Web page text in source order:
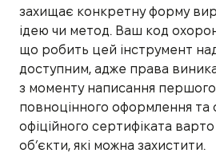
захищає конкретну форму
ідею чи метод. Ваш код
що робить цей інструмент
доступним, адже права
з моменту написання
повноцінного оформлення та
офіційного сертифіката варто
об’єкти, які можна захистити.